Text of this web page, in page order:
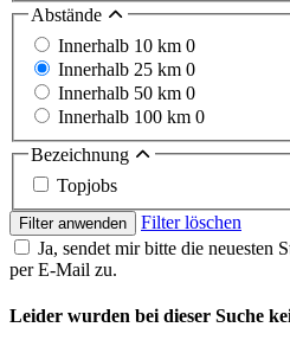
Abstände
Innerhalb 10 km 0
Innerhalb 25 km 0
Innerhalb 50 km 0
Innerhalb 100 km 0
Bezeichnung
Topjobs
Filter anwenden
Filter löschen
Ja, sendet mir bitte die neuesten
per E-Mail zu.
Leider wurden bei dieser Suche